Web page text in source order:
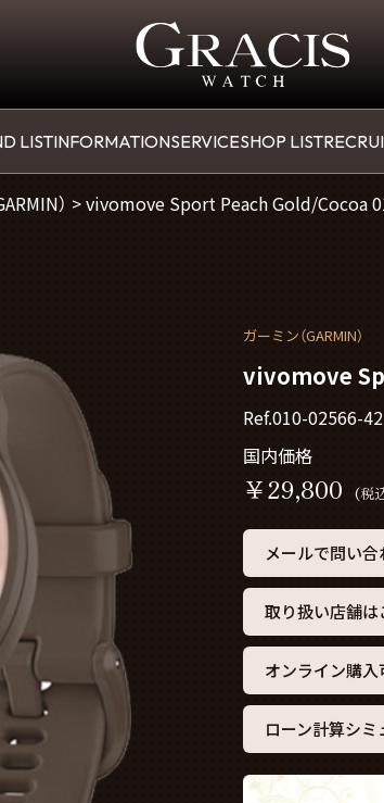
LISTINFORMATIONSERVICESHOP LIST
） >vivomove Sport Peach Gold/Cocoa
ガーミン（GARMIN）
vivomove
Ref.010-02566-42
国内価格
￥29,800 (税
メールで問い合
取り扱い店舗は
オンライン購
ローン計算シ